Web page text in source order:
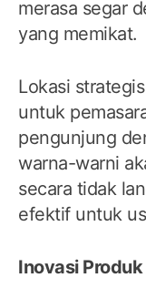
merasa segar
yang memikat.
Lokasi
untuk
pengunjung
warna-warni
secara tidak
efektif untuk
Inovasi